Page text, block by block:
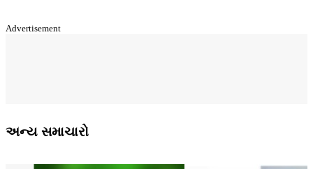
Advertisement
અન્ય સમાચારો